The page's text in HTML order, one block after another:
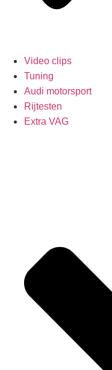
Video clips
Tuning
Audi motorsport
Rijtesten
Extra VAG